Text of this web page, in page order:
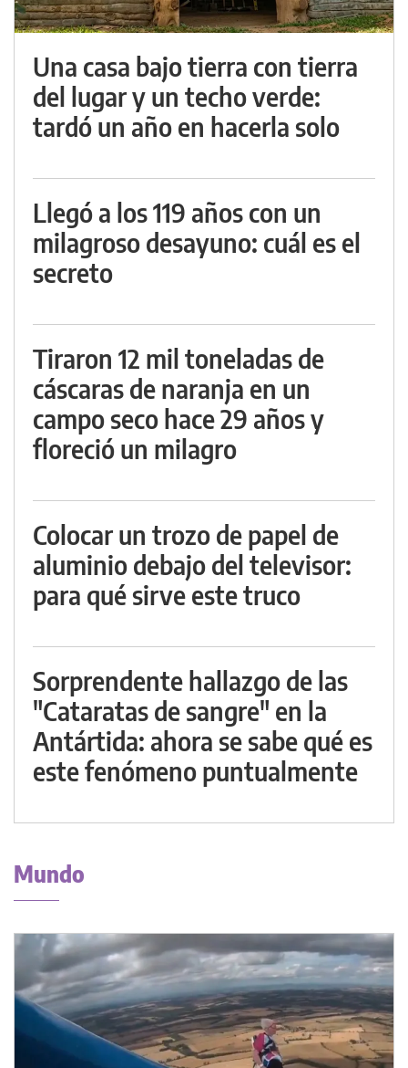
Una casa bajo tierra con tierra
del lugar y un techo verde:
tardó un año en hacerla solo
Llegó a los 119 años con un
milagroso desayuno: cuál es el
secreto
Tiraron 12 mil toneladas de
cáscaras de naranja en un
campo seco hace 29 años y
floreció un milagro
Colocar un trozo de papel de
aluminio debajo del televisor:
para qué sirve este truco
Sorprendente hallazgo de las
"Cataratas de sangre" en la
Antártida: ahora se sabe qué es
este fenómeno puntualmente
Mundo